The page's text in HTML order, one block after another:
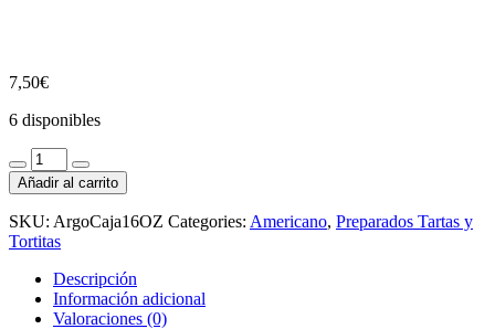
7,50€
6 disponibles
Argo
100%
Pure
Corn
Starch-
454g
CAJA
cantidad
Añadir al carrito
SKU: ArgoCaja16OZ Categories: Americano, Preparados Tartas y
Tortitas
Descripción
Información adicional
Valoraciones (0)